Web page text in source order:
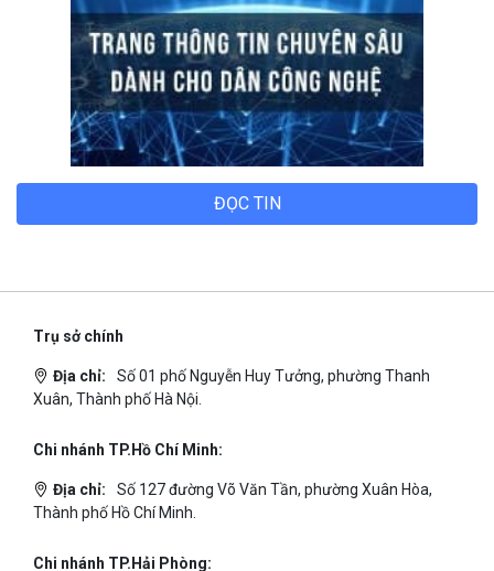
ĐỌC TIN
Trụ sở chính
Địa chỉ:
Số 01 phố Nguyễn Huy Tưởng, phường Thanh
Xuân, Thành phố Hà Nội.
Chi nhánh TP.Hồ Chí Minh:
Địa chỉ:
Số 127 đường Võ Văn Tần, phường Xuân Hòa,
Thành phố Hồ Chí Minh.
Chi nhánh TP.Hải Phòng: